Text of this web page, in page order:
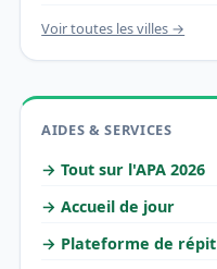
Voir toutes les villes →
AIDES & SERVICES
→ Tout sur l'APA 2026
→ Accueil de jour
→ Plateforme de répit